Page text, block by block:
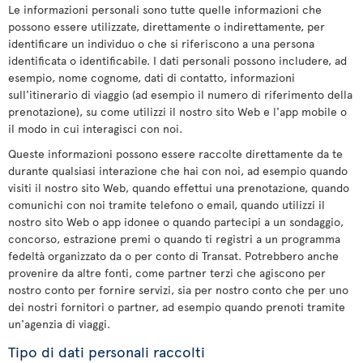
Le informazioni personali sono tutte quelle informazioni che
possono essere utilizzate, direttamente o indirettamente, per
identificare un individuo o che si riferiscono a una persona
identificata o identificabile. I dati personali possono includere, ad
esempio, nome cognome, dati di contatto, informazioni
sull'itinerario di viaggio (ad esempio il numero di riferimento della
prenotazione), su come utilizzi il nostro sito Web e l'app mobile o
il modo in cui interagisci con noi.
Queste informazioni possono essere raccolte direttamente da te
durante qualsiasi interazione che hai con noi, ad esempio quando
visiti il nostro sito Web, quando effettui una prenotazione, quando
comunichi con noi tramite telefono o email, quando utilizzi il
nostro sito Web o app idonee o quando partecipi a un sondaggio,
concorso, estrazione premi o quando ti registri a un programma
fedeltà organizzato da o per conto di Transat. Potrebbero anche
provenire da altre fonti, come partner terzi che agiscono per
nostro conto per fornire servizi, sia per nostro conto che per uno
dei nostri fornitori o partner, ad esempio quando prenoti tramite
un'agenzia di viaggi.
Tipo di dati personali raccolti